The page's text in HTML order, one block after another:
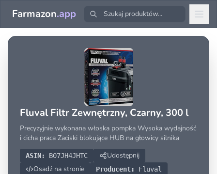
Farmazon.app
Fluval Filtr Zewnętrzny, Czarny, 300 l
Precyzyjnie wykonana włoska pompka Wysoka wydajność
i cicha praca Zaciski blokujące HUB na głowicy silnika
ASIN: B07JH4JHTC
Udostępnij
Osadź na stronie
Producent:
Fluval